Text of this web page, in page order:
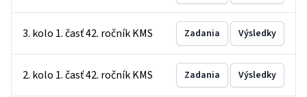
3. kolo 1. časť 42. ročník KMS Zadania Výsledky
2. kolo 1. časť 42. ročník KMS Zadania Výsledky